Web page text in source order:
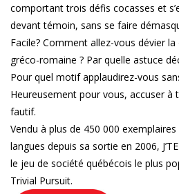
comportant trois défis cocasses et
devant témoin, sans se faire
Facile? Comment allez-vous dévier
gréco-romaine ? Par quelle astuce
Pour quel motif applaudirez-vous
Heureusement pour vous, accuser à
fautif.
Vendu à plus de 450 000
langues depuis sa sortie en 2006,
le jeu de société québécois le plus
Trivial Pursuit.